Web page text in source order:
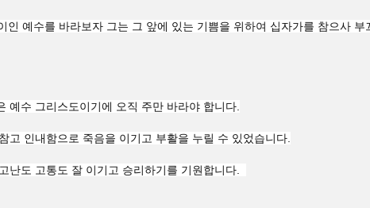
인 예수를 바라보자 그는 그 앞에 있는 기쁨을 위하여 십자가를 참으사
예수 그리스도이기에 오직 주만 바라야 합니다.
고 인내함으로 죽음을 이기고 부활을 누릴 수 있었습니다.
난도 고통도 잘 이기고 승리하기를 기원합니다.